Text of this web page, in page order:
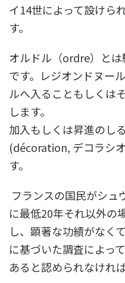
イ14世によって設けら
す。
オルドル（ordre）と
です。レジオンドヌー
ルへ入ることもしくは
します。
加入もしくは昇進のし
(décoration, デコラシ
す。
フランスの国民がシュ
に最低20年それ以外の
し、顕著な功績がなく
に基づいた調査によっ
あると認められなけれ